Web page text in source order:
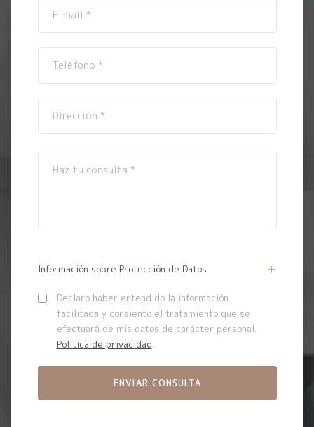
Información sobre Protección de Datos
Declaro haber entendido la información
facilitada y consiento el tratamiento que se
efectuará de mis datos de carácter personal.
Política de privacidad.